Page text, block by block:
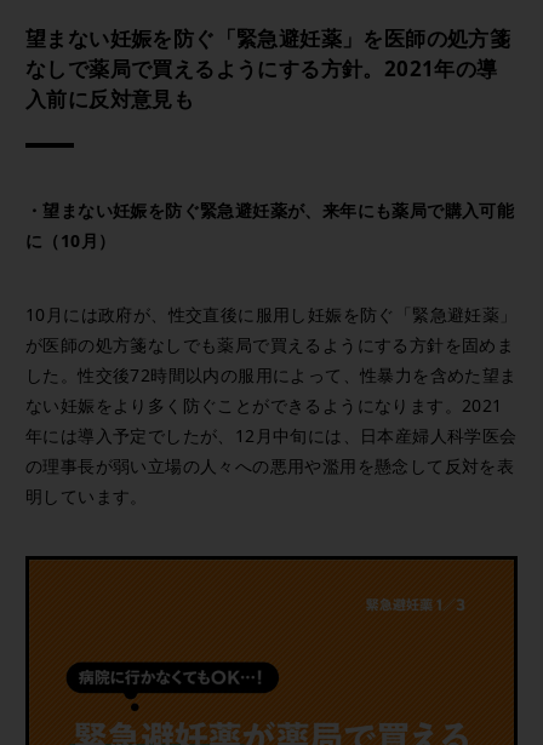
望まない妊娠を防ぐ「緊急避妊薬」を医師の処方箋
なしで薬局で買えるようにする方針。2021年の導
入前に反対意見も
・望まない妊娠を防ぐ緊急避妊薬が、来年にも薬局で購入可能
に（10月）
10月には政府が、性交直後に服用し妊娠を防ぐ「緊急避妊薬」
が医師の処方箋なしでも薬局で買えるようにする方針を固めま
した。性交後72時間以内の服用によって、性暴力を含めた望ま
ない妊娠をより多く防ぐことができるようになります。2021
年には導入予定でしたが、12月中旬には、日本産婦人科学医会
の理事長が弱い立場の人々への悪用や濫用を懸念して反対を表
明しています。